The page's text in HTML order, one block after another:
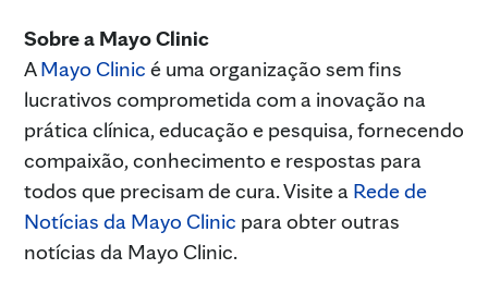
Sobre a Mayo Clinic
AMayo Clinic é uma organização sem fins
lucrativos comprometida com a inovação na
prática clínica, educação e pesquisa, fornecendo
compaixão, conhecimento e respostas para
todos que precisam de cura. Visite a Rede de
Notícias da Mayo Clinic para obter outras
notícias da Mayo Clinic.